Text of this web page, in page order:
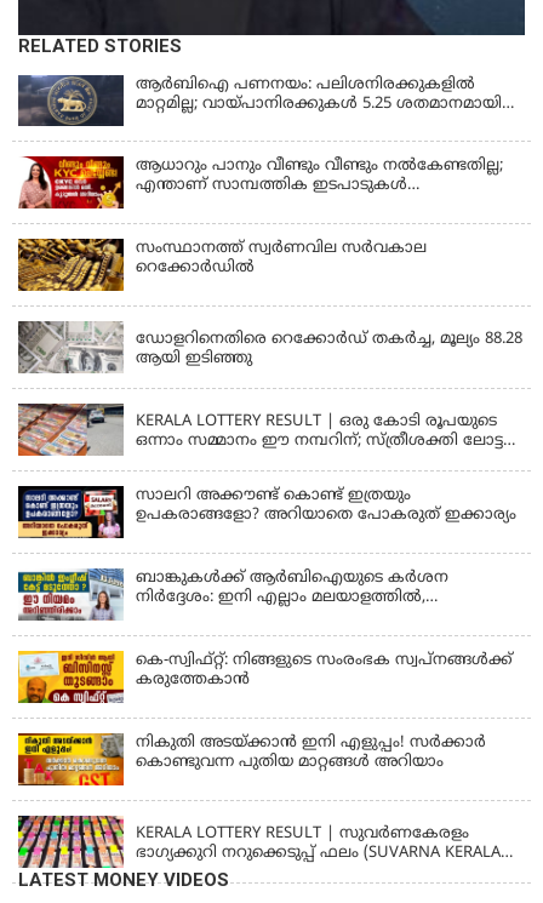
RELATED STORIES
ആർബിഐ പണനയം: പലിശനിരക്കുകളിൽ
മാറ്റമില്ല; വായ്പാനിരക്കുകൾ 5.25 ശതമാനമായി
ആധാറും പാനും വീണ്ടും വീണ്ടും നൽകേണ്ടതില്ല;
എന്താണ് സാമ്പത്തിക ഇടപാടുകൾ
സംസ്ഥാനത്ത് സ്വര്‍ണവില സര്‍വകാല
റെക്കോര്‍ഡില്‍
ഡോളറിനെതിരെ റെക്കോർഡ് തകർച്ച, മൂല്യം 88.28
ആയി ഇടിഞ്ഞു
KERALA LOTTERY RESULT | ഒരു കോടി രൂപയുടെ
ഒന്നാം സമ്മാനം ഈ നമ്പറിന്; സ്ത്രീശക്തി ലോട്ടറി
സാലറി അക്കൗണ്ട് കൊണ്ട് ഇത്രയും
ഉപകരാങ്ങളോ? അറിയാതെ പോകരുത് ഇക്കാര്യം
ബാങ്കുകൾക്ക് ആർബിഐയുടെ കർശന
നിർദ്ദേശം: ഇനി എല്ലാം മലയാളത്തിൽ,
കെ-സ്വിഫ്റ്റ്: നിങ്ങളുടെ സംരംഭക സ്വപ്നങ്ങൾക്ക്
കരുത്തേകാൻ
നികുതി അടയ്ക്കാൻ ഇനി എളുപ്പം! സർക്കാർ
കൊണ്ടുവന്ന പുതിയ മാറ്റങ്ങൾ അറിയാം
KERALA LOTTERY RESULT | സുവര്‍ണകേരളം
ഭാഗ്യക്കുറി നറുക്കെടുപ്പ് ഫലം (SUVARNA KERALAM
SK-16)
LATEST MONEY VIDEOS